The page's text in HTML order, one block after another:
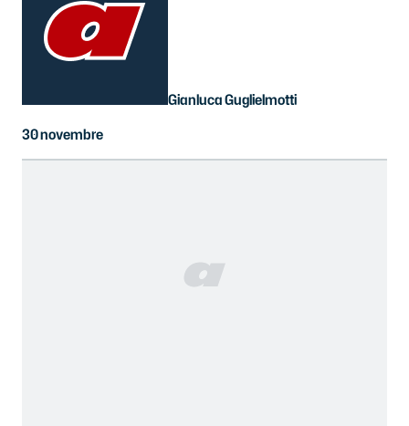
Gianluca Guglielmotti
30 novembre